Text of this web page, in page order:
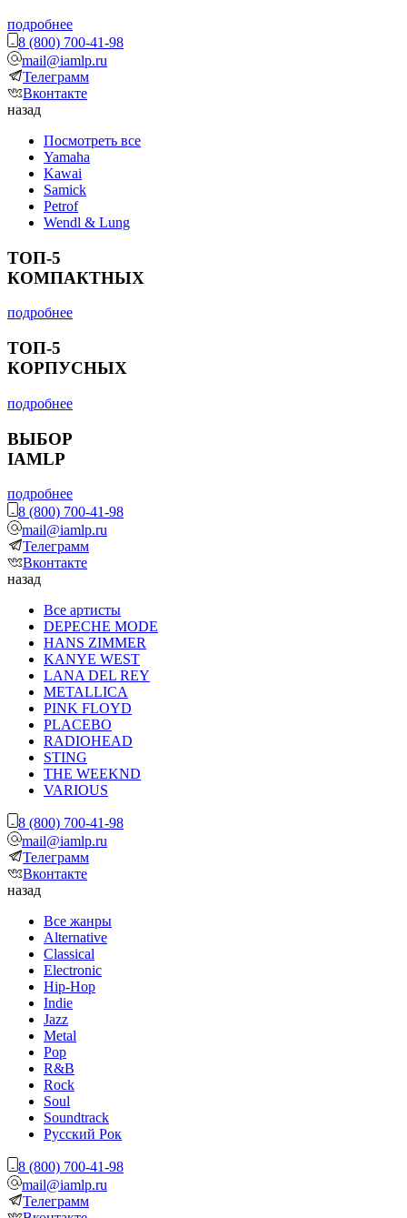
подробнее
8 (800) 700-41-98
mail@iamlp.ru
Телеграмм
Вконтакте
назад
Посмотреть все
Yamaha
Kawai
Samick
Petrof
Wendl & Lung
ТОП-5
КОМПАКТНЫХ
подробнее
ТОП-5
КОРПУСНЫХ
подробнее
ВЫБОР
IAMLP
подробнее
8 (800) 700-41-98
mail@iamlp.ru
Телеграмм
Вконтакте
назад
Все артисты
DEPECHE MODE
HANS ZIMMER
KANYE WEST
LANA DEL REY
METALLICA
PINK FLOYD
PLACEBO
RADIOHEAD
STING
THE WEEKND
VARIOUS
8 (800) 700-41-98
mail@iamlp.ru
Телеграмм
Вконтакте
назад
Все жанры
Alternative
Classical
Electronic
Hip-Hop
Indie
Jazz
Metal
Pop
R&B
Rock
Soul
Soundtrack
Русский Рок
8 (800) 700-41-98
mail@iamlp.ru
Телеграмм